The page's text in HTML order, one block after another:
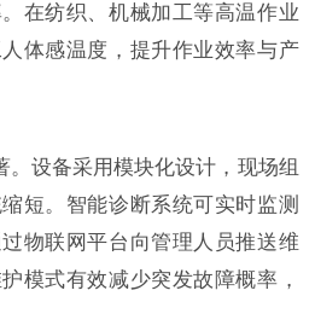
在纺织、机械加工等高温作业
体感温度，提升作业效率与产
。设备采用模块化设计，现场组
短。智能诊断系统可实时监测
物联网平台向管理人员推送维
模式有效减少突发故障概率，